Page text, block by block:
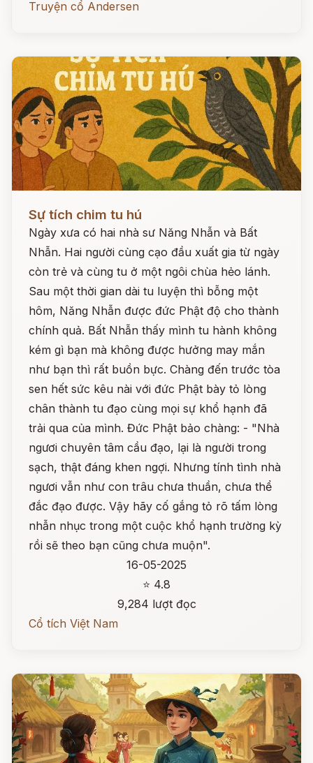
Truyện cổ Andersen
Sự tích chim tu hú
Ngày xưa có hai nhà sư Năng Nhẫn và Bất
Nhẫn. Hai người cùng cạo đầu xuất gia từ ngày
còn trẻ và cùng tu ở một ngôi chùa hẻo lánh.
Sau một thời gian dài tu luyện thì bỗng một
hôm, Năng Nhẫn được đức Phật độ cho thành
chính quả. Bất Nhẫn thấy mình tu hành không
kém gì bạn mà không được hưởng may mắn
như bạn thì rất buồn bực. Chàng đến trước tòa
sen hết sức kêu nài với đức Phật bày tỏ lòng
chân thành tu đạo cùng mọi sự khổ hạnh đã
trải qua của mình. Đức Phật bảo chàng: - "Nhà
ngươi chuyên tâm cầu đạo, lại là người trong
sạch, thật đáng khen ngợi. Nhưng tính tình nhà
ngươi vẫn như con trâu chưa thuần, chưa thể
đắc đạo được. Vậy hãy cố gắng tỏ rõ tấm lòng
nhẫn nhục trong một cuộc khổ hạnh trường kỳ
rồi sẽ theo bạn cũng chưa muộn".
16-05-2025
⭐ 4.8
9,284 lượt đọc
Cổ tích Việt Nam